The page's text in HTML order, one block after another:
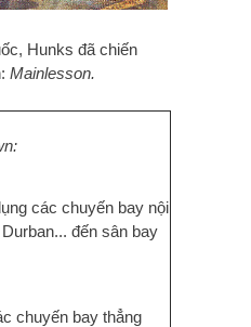
Hunks đã chiến
Mainlesson.
các chuyến bay nội
đến sân bay
chuyến bay thẳng